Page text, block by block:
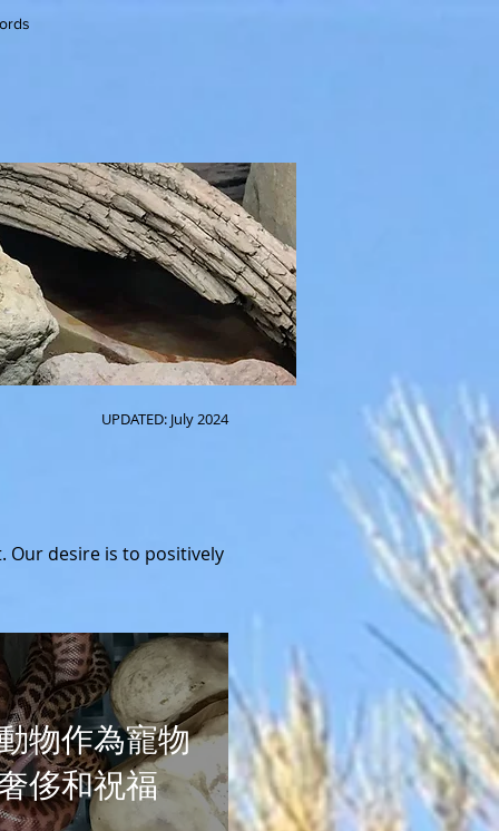
UPDATED: July 2024
Our desire is to positively
物作為寵物
侈和祝福